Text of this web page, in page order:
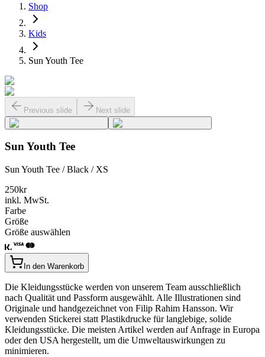
Shop
Kids
Sun Youth Tee
Previous slide Next slide
Sun Youth Tee
Sun Youth Tee / Black / XS
250kr
inkl. MwSt.
Farbe
Größe
Größe auswählen
In den Warenkorb
Die Kleidungsstücke werden von unserem Team ausschließlich
nach Qualität und Passform ausgewählt. Alle Illustrationen sind
Originale und handgezeichnet von Filip Rahim Hansson. Wir
verwenden Stickerei statt Plastikdrucke für langlebige, solide
Kleidungsstücke. Die meisten Artikel werden auf Anfrage in Europa
oder den USA hergestellt, um die Umweltauswirkungen zu
minimieren.